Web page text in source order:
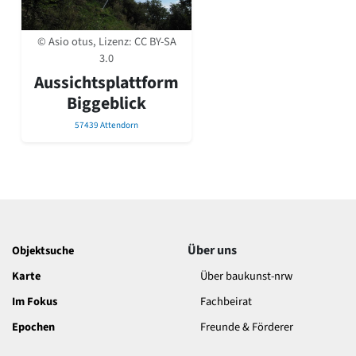
David Chipperfield
Harald Deilmann
Gottfried Böhm
Schneider von Esleben
Peter Behrens
Auszeichnung vorbildlicher Bauten NRW 2020
Big Beautiful Buildings (Großbauten der Nachkriegszeit)
Reformarchitektur
Historismus
Klassizismus
Renaissance
© Asio otus, Lizenz:CC BY-SA
3.0
Aussichtsplattform
Biggeblick
57439 Attendorn
Objektsuche
Karte
Im Fokus
Epochen
Über uns
Über baukunst-nrw
Fachbeirat
Freunde & Förderer